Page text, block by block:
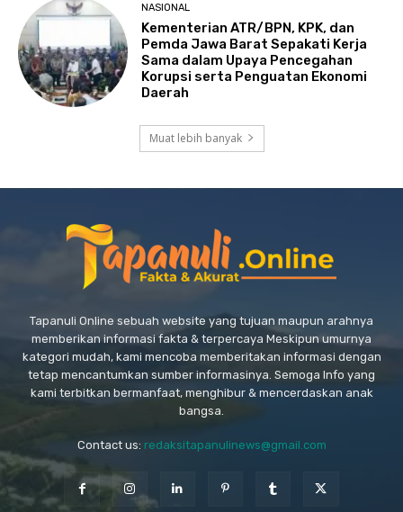
NASIONAL
Kementerian ATR/BPN, KPK, dan
Pemda Jawa Barat Sepakati Kerja
Sama dalam Upaya Pencegahan
Korupsi serta Penguatan Ekonomi
Daerah
Muat lebih banyak
Tapanuli Online sebuah website yang tujuan maupun arahnya
memberikan informasi fakta & terpercaya Meskipun umurnya
kategori mudah, kami mencoba memberitakan informasi dengan
tetap mencantumkan sumber informasinya. Semoga Info yang
kami terbitkan bermanfaat, menghibur & mencerdaskan anak
bangsa.
Contact us: redaksitapanulinews@gmail.com